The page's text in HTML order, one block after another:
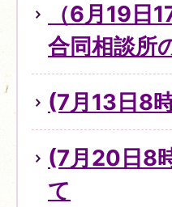
（6月19日
合同相談所
(7月13日8
(7月20日8
て